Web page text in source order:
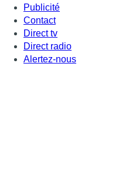
Publicité
Contact
Direct tv
Direct radio
Alertez-nous